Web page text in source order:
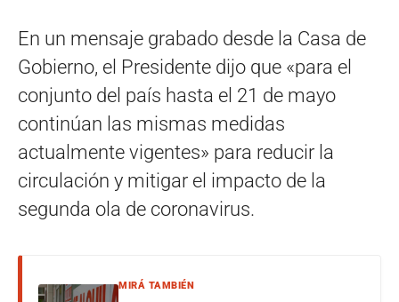
En un mensaje grabado desde la Casa de
Gobierno, el Presidente dijo que «para el
conjunto del país hasta el 21 de mayo
continúan las mismas medidas
actualmente vigentes» para reducir la
circulación y mitigar el impacto de la
segunda ola de coronavirus.
MIRÁ TAMBIÉN